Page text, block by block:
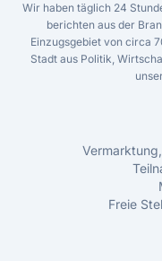
Wir haben täglich 24
berichten aus der
Einzugsgebiet von circa
Stadt aus Politik,
Freie